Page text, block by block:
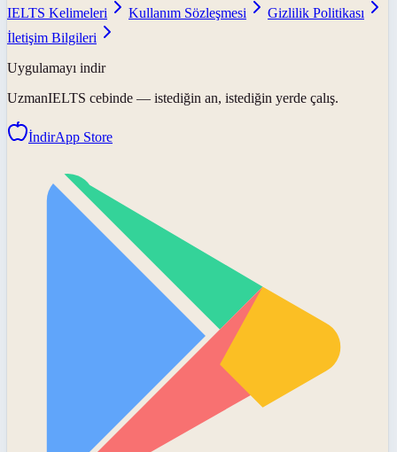
IELTS Kelimeleri
Kullanım Sözleşmesi
Gizlilik Politikası
İletişim Bilgileri
Uygulamayı indir
UzmanIELTS cebinde — istediğin an, istediğin yerde çalış.
İndirApp Store